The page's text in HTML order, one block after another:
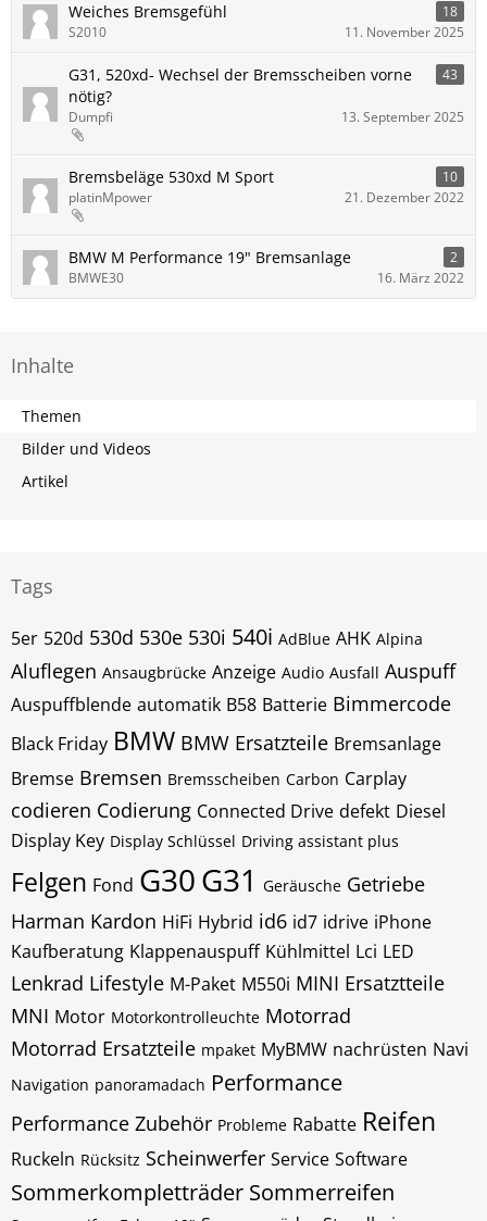
Weiches Bremsgefühl
18
S2010
11. November 2025
G31, 520xd- Wechsel der Bremsscheiben vorne
nötig?
43
Dumpfi 13. September 2025
Bremsbeläge 530xd M Sport
10
platinMpower
21. Dezember 2022
BMW M Performance 19" Bremsanlage
2
BMWE30
16. März 2022
Inhalte
Themen
Bilder und Videos
Artikel
Tags
5er 520d 530d 530e 530i 540i AdBlue AHK Alpina
Aluflegen Ansaugbrücke Anzeige Audio Ausfall Auspuff
Auspuffblende automatik B58 Batterie Bimmercode
Black Friday BMW BMW Ersatzteile Bremsanlage
Bremse Bremsen Bremsscheiben Carbon Carplay
codieren Codierung Connected Drive defekt Diesel
Display Key Display Schlüssel Driving assistant plus
Felgen Fond G30G31 Geräusche Getriebe
Harman Kardon HiFi Hybrid id6 id7 idrive iPhone
Kaufberatung Klappenauspuff Kühlmittel Lci LED
Lenkrad Lifestyle M-Paket M550i MINI Ersatztteile
MNI Motor Motorkontrolleuchte Motorrad
Motorrad Ersatzteile mpaket MyBMW nachrüsten Navi
Navigation panoramadach Performance
Performance Zubehör Probleme Rabatte Reifen
Ruckeln Rücksitz Scheinwerfer Service Software
Sommerkompletträder Sommerreifen